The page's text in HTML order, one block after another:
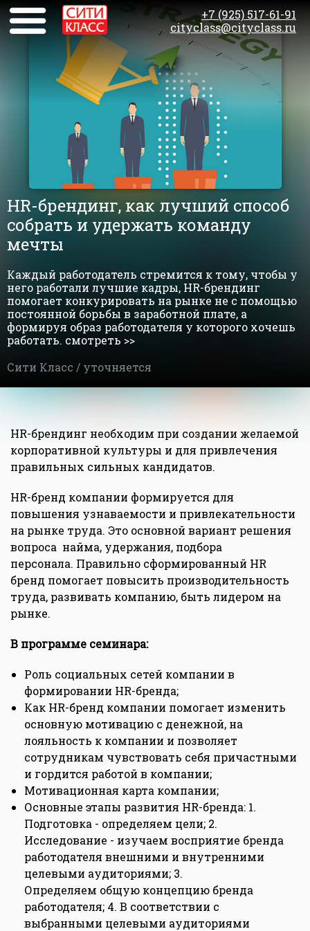
+7 (925) 517-61-91
cityclass@cityclass.ru
HR-брендинг, как лучший способ
собрать и удержать команду
мечты
Каждый работодатель стремится к тому, чтобы у
него работали лучшие кадры, HR-брендинг
помогает конкурировать на рынке не с помощью
постоянной борьбы в заработной плате, а
формируя образ работодателя у которого хочешь
работать. смотреть >>
Сити Класс / уточняется
HR-брендинг необходим при создании желаемой
корпоративной культуры и для привлечения
правильных сильных кандидатов.
HR-бренд компании формируется для
повышения узнаваемости и привлекательности
на рынке труда. Это основной вариант решения
вопроса найма, удержания, подбора
персонала. Правильно сформированный HR
бренд помогает повысить производительность
труда, развивать компанию, быть лидером на
рынке.
В программе семинара:
Роль социальных сетей компании в
формировании HR-бренда;
Как HR-бренд компании помогает изменить
основную мотивацию с денежной, на
лояльность к компании и позволяет
сотрудникам чувствовать себя причастными
и гордится работой в компании;
Мотивационная карта компании;
Основные этапы развития HR-бренда: 1.
Подготовка - определяем цели; 2.
Исследование - изучаем восприятие бренда
работодателя внешними и внутренними
целевыми аудиториями; 3.
Определяем общую концепцию бренда
работодателя; 4. В соответствии с
выбранными целевыми аудиториями